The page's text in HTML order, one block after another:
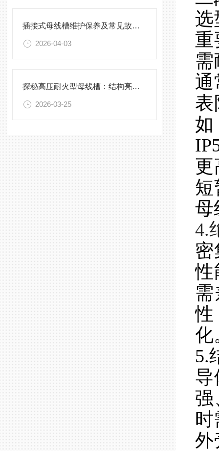
插接式母线槽维护保养及常见故障处理指南
2026-04-03
探秘高压耐火型母线槽：结构亮点与实用效能
2026-03-25
选
重
需
通
表
如
更
短
母
4.
密
性
性
化
5.
导
强
时
外